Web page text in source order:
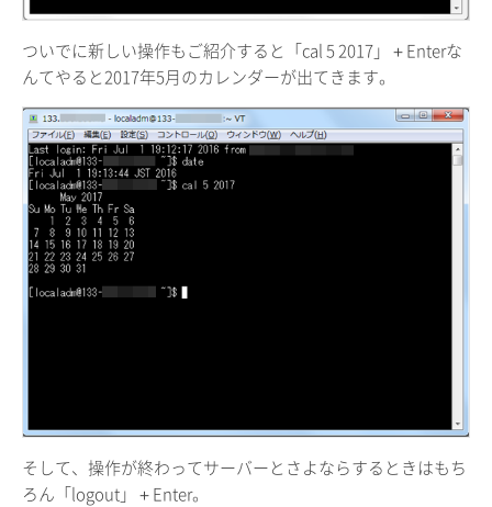
ついでに新しい操作もご紹介すると「cal 5 2017」＋Enterな
んてやると2017年5月のカレンダーが出てきます。
そして、操作が終わってサーバーとさよならするときはもち
ろん「logout」＋Enter。